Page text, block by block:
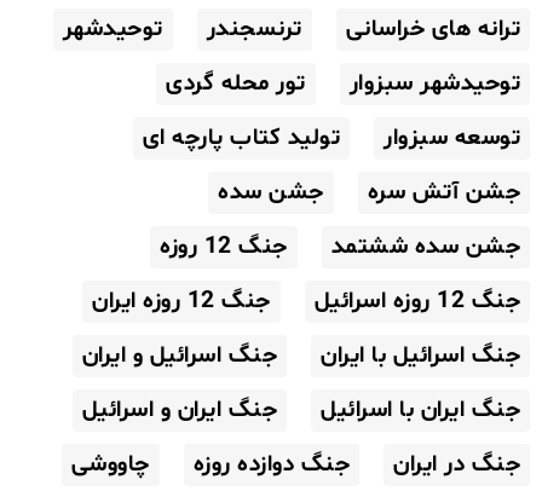
ترانه های خراسانی
ترنسجندر
توحیدشهر
توحیدشهر سبزوار
تور محله گردی
توسعه سبزوار
تولید کتاب پارچه ای
جشن آتش سره
جشن سده
جشن سده ششتمد
جنگ 12 روزه
جنگ 12 روزه اسرائیل
جنگ 12 روزه ایران
جنگ اسرائیل با ایران
جنگ اسرائیل و ایران
جنگ ایران با اسرائیل
جنگ ایران و اسرائیل
جنگ در ایران
جنگ دوازده روزه
چاووشی